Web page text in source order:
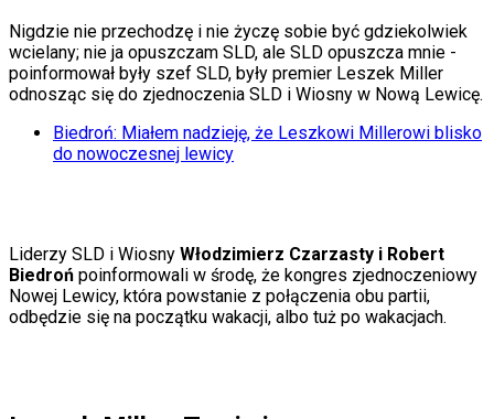
Na wakacje
Paliwo
Porady
Premiery
Życie gwiazd
Aktualności
Aktualności
Matura
Kobieta
Aktualności
Nigdzie nie przechodzę i nie życzę sobie być gdziekolwiek
wcielany; nie ja opuszczam SLD, ale SLD opuszcza mnie -
poinformował były szef SLD, były premier Leszek Miller
odnosząc się do zjednoczenia SLD i Wiosny w Nową Lewicę.
Biedroń: Miałem nadzieję, że Leszkowi Millerowi blisko
do nowoczesnej lewicy
Liderzy SLD i Wiosny Włodzimierz Czarzasty i Robert
Biedroń poinformowali w środę, że kongres zjednoczeniowy
Nowej Lewicy, która powstanie z połączenia obu partii,
odbędzie się na początku wakacji, albo tuż po wakacjach.